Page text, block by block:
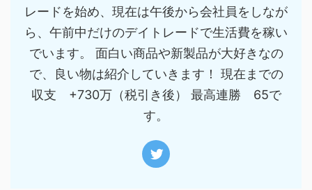
レードを始め、現在は午後から会社員をしなが
ら、午前中だけのデイトレードで生活費を稼い
でいます。 面白い商品や新製品が大好きなの
で、良い物は紹介していきます！ 現在までの
収支 +730万（税引き後） 最高連勝 65で
す。